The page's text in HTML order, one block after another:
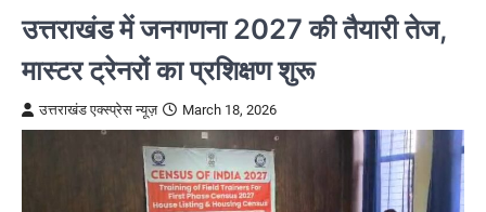
उत्तराखंड में जनगणना 2027 की तैयारी तेज,
मास्टर ट्रेनरों का प्रशिक्षण शुरू
उत्तराखंड एक्स्प्रेस न्यूज़ March 18, 2026